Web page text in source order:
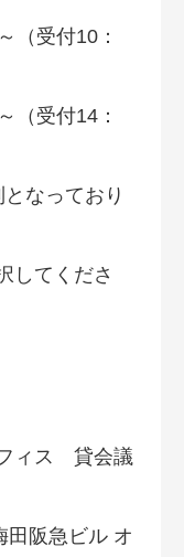
（受付10：
（受付14：
なっており
してくださ
ィス 貸会議
田阪急ビル オ